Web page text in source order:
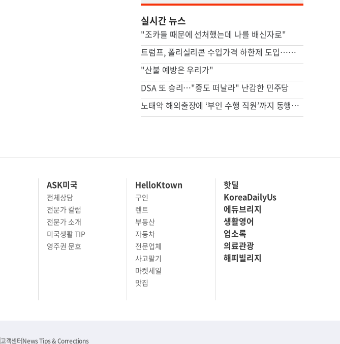
실시간 뉴스
"조카들 때문에 선처했는데 나를 배신자로"
트럼프, 폴리실리콘 수입가격 하한제 도입…파생제품에 15% 관세
"산불 예방은 우리가"
DSA 또 승리…"중도 떠날라" 난감한 민주당
노태악 해외출장에 ‘부인 수행 직원’까지 동행…보고서엔 “공식 일정 참석”
ASK미국
전체상담
전문가 칼럼
전문가 소개
미국생활 TIP
영주권 문호
HelloKtown
구인
렌트
부동산
자동차
전문업체
사고팔기
마켓세일
맛집
핫딜
KoreaDailyUs
에듀브리지
생활영어
업소록
의료관광
해피빌리지
고객센터News Tips & Corrections